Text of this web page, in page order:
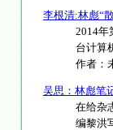
李根清:林彪“
2014年
台计算
作者：
吴思：林彪笔
在给杂
编黎洪